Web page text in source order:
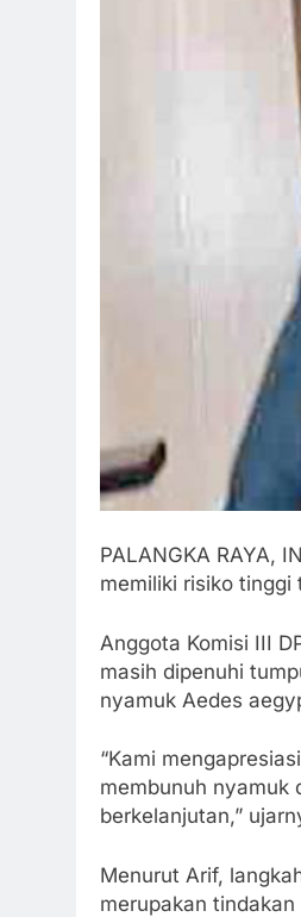
PALANGKA RAYA,
memiliki risiko tinggi
Anggota Komisi III
masih dipenuhi
nyamuk Aedes
“Kami
membunuh nyamuk
berkelanjutan,”
Menurut Arif,
merupakan